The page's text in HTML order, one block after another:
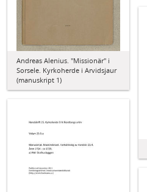
Andreas Alenius. "Missionär" i
Sorsele. Kyrkoherde i Arvidsjaur
(manuskript 1)